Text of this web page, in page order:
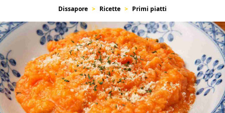
Dissapore Ricette Primi piatti